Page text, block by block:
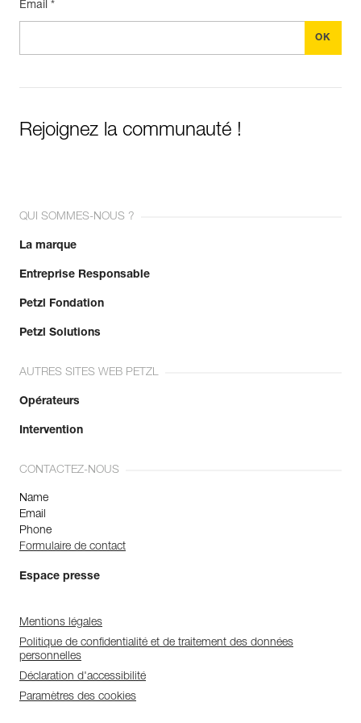
En savoir plus
Email *
Rejoignez la communauté !
QUI SOMMES-NOUS ?
La marque
Entreprise Responsable
Petzl Fondation
Petzl Solutions
AUTRES SITES WEB PETZL
Opérateurs
Intervention
CONTACTEZ-NOUS
Name
Email
Phone
Formulaire de contact
Espace presse
Mentions légales
Politique de confidentialité et de traitement des données
personnelles
Déclaration d'accessibilité
Paramètres des cookies